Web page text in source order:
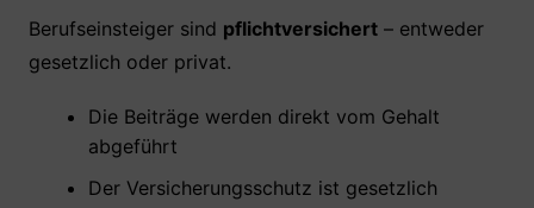
Berufseinsteiger sind pflichtversichert– entweder
gesetzlich oder privat.
Die Beiträge werden direkt vom Gehalt
abgeführt
Der Versicherungsschutz ist gesetzlich